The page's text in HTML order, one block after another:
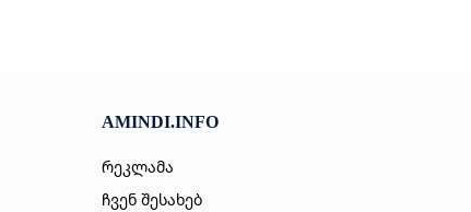
AMINDI.INFO
რეკლამა
ჩვენ შესახებ